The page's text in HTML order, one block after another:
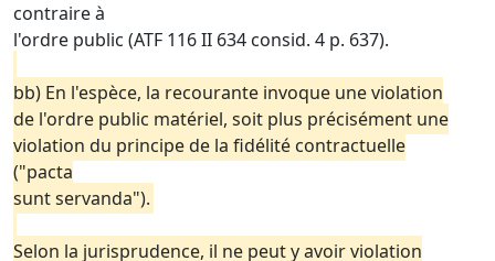
contraire à
l'ordre public (ATF 116 II 634 consid. 4 p. 637).
bb) En l'espèce, la recourante invoque une violation
de l'ordre public matériel, soit plus précisément une
violation du principe de la fidélité contractuelle
("pacta
sunt servanda").
Selon la jurisprudence, il ne peut y avoir violation